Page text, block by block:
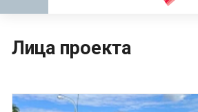
Лица проекта